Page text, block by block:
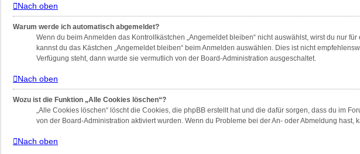
Nach oben
Warum werde ich automatisch abgemeldet?
Wenn du beim Anmelden das Kontrollkästchen „Angemeldet bleiben“ nicht auswählst, wirst du nur
kannst du das Kästchen „Angemeldet bleiben“ beim Anmelden auswählen. Dies ist nicht
Verfügung steht, dann wurde sie vermutlich von der Board-Administration ausgeschaltet.
Nach oben
Wozu ist die Funktion „Alle Cookies löschen“?
„Alle Cookies löschen“ löscht die Cookies, die phpBB erstellt hat und die dafür sorgen, dass du im
von der Board-Administration aktiviert wurden. Wenn du Probleme bei der An- oder Abmeldung hast,
Nach oben